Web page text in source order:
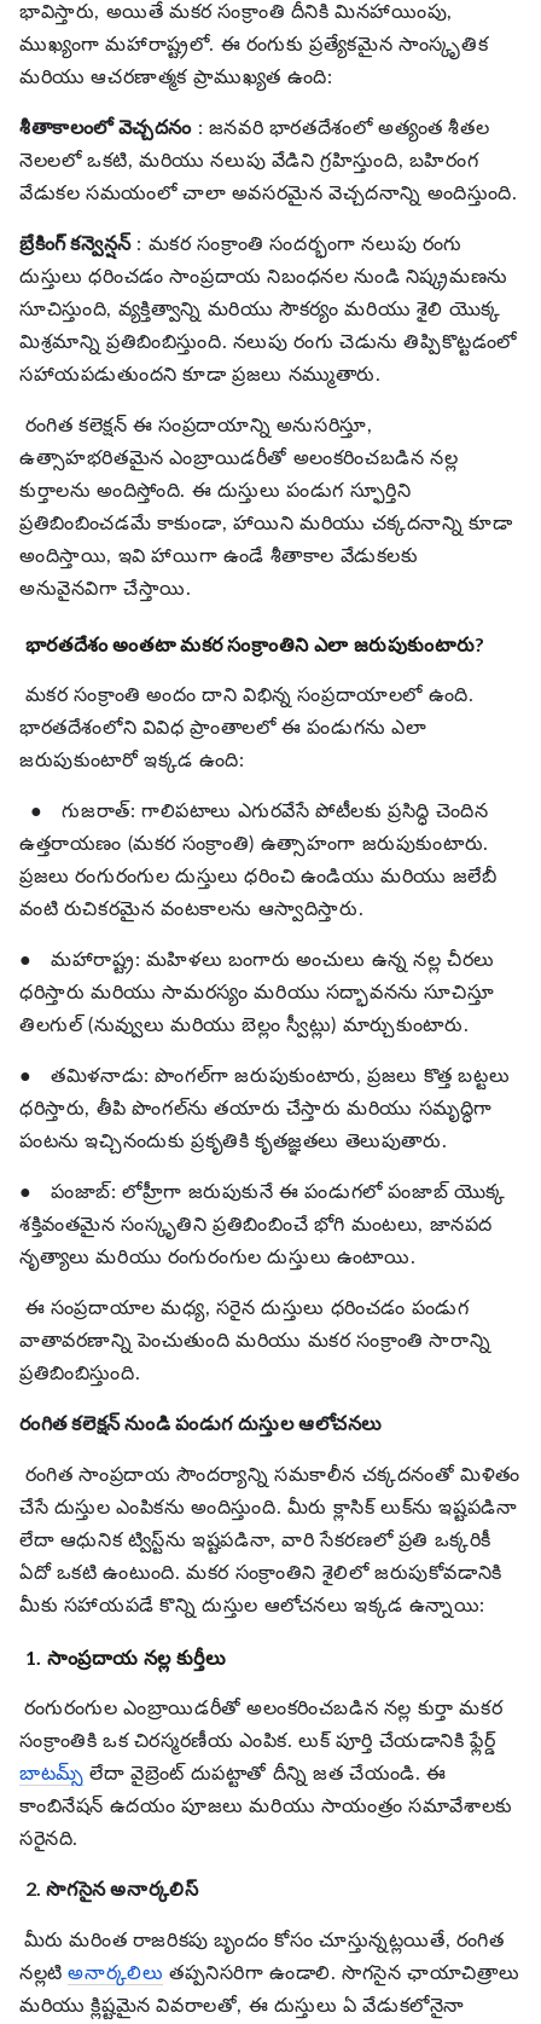
భావిస్తారు, అయితే మకర సంక్రాంతి దీనికి మినహాయింపు,
ముఖ్యంగా మహారాష్ట్రలో. ఈ రంగుకు ప్రత్యేకమైన సాంస్కృతిక
మరియు ఆచరణాత్మక ప్రాముఖ్యత ఉంది:
శీతాకాలంలో వెచ్చదనం : జనవరి భారతదేశంలో అత్యంత శీతల
నెలలలో ఒకటి, మరియు నలుపు వేడిని గ్రహిస్తుంది, బహిరంగ
వేడుకల సమయంలో చాలా అవసరమైన వెచ్చదనాన్ని అందిస్తుంది.
బ్రేకింగ్ కన్వెన్షన్ : మకర సంక్రాంతి సందర్భంగా నలుపు రంగు
దుస్తులు ధరించడం సాంప్రదాయ నిబంధనల నుండి నిష్క్రమణను
సూచిస్తుంది, వ్యక్తిత్వాన్ని మరియు సౌకర్యం మరియు శైలి యొక్క
మిశ్రమాన్ని ప్రతిబింబిస్తుంది. నలుపు రంగు చెడును తిప్పికొట్టడంలో
సహాయపడుతుందని కూడా ప్రజలు నమ్ముతారు.
రంగిత కలెక్షన్ ఈ సంప్రదాయాన్ని అనుసరిస్తూ,
ఉత్సాహభరితమైన ఎంబ్రాయిడరీతో అలంకరించబడిన నల్ల
కుర్తాలను అందిస్తోంది. ఈ దుస్తులు పండుగ స్ఫూర్తిని
ప్రతిబింబించడమే కాకుండా, హాయిని మరియు చక్కదనాన్ని కూడా
అందిస్తాయి, ఇవి హాయిగా ఉండే శీతాకాల వేడుకలకు
అనువైనవిగా చేస్తాయి.
భారతదేశం అంతటా మకర సంక్రాంతిని ఎలా జరుపుకుంటారు?
మకర సంక్రాంతి అందం దాని విభిన్న సంప్రదాయాలలో ఉంది.
భారతదేశంలోని వివిధ ప్రాంతాలలో ఈ పండుగను ఎలా
జరుపుకుంటారో ఇక్కడ ఉంది:
●
గుజరాత్: గాలిపటాలు ఎగురవేసే పోటీలకు ప్రసిద్ధి చెందిన
ఉత్తరాయణం (మకర సంక్రాంతి) ఉత్సాహంగా జరుపుకుంటారు.
ప్రజలు రంగురంగుల దుస్తులు ధరించి ఉండియు మరియు జలేబీ
వంటి రుచికరమైన వంటకాలను ఆస్వాదిస్తారు.
●
మహారాష్ట్ర: మహిళలు బంగారు అంచులు ఉన్న నల్ల చీరలు
ధరిస్తారు మరియు సామరస్యం మరియు సద్భావనను సూచిస్తూ
తిలగుల్ (నువ్వులు మరియు బెల్లం స్వీట్లు) మార్చుకుంటారు.
●
తమిళనాడు: పొంగల్‌గా జరుపుకుంటారు, ప్రజలు కొత్త బట్టలు
ధరిస్తారు, తీపి పొంగల్‌ను తయారు చేస్తారు మరియు సమృద్ధిగా
పంటను ఇచ్చినందుకు ప్రకృతికి కృతజ్ఞతలు తెలుపుతారు.
●
పంజాబ్: లోహ్రీగా జరుపుకునే ఈ పండుగలో పంజాబ్ యొక్క
శక్తివంతమైన సంస్కృతిని ప్రతిబింబించే భోగి మంటలు, జానపద
నృత్యాలు మరియు రంగురంగుల దుస్తులు ఉంటాయి.
ఈ సంప్రదాయాల మధ్య, సరైన దుస్తులు ధరించడం పండుగ
వాతావరణాన్ని పెంచుతుంది మరియు మకర సంక్రాంతి సారాన్ని
ప్రతిబింబిస్తుంది.
రంగిత కలెక్షన్ నుండి పండుగ దుస్తుల ఆలోచనలు
రంగిత సాంప్రదాయ సౌందర్యాన్ని సమకాలీన చక్కదనంతో మిళితం
చేసే దుస్తుల ఎంపికను అందిస్తుంది. మీరు క్లాసిక్ లుక్‌ను ఇష్టపడినా
లేదా ఆధునిక ట్విస్ట్‌ను ఇష్టపడినా, వారి సేకరణలో ప్రతి ఒక్కరికీ
ఏదో ఒకటి ఉంటుంది. మకర సంక్రాంతిని శైలిలో జరుపుకోవడానికి
మీకు సహాయపడే కొన్ని దుస్తుల ఆలోచనలు ఇక్కడ ఉన్నాయి:
1. సాంప్రదాయ నల్ల కుర్తీలు
రంగురంగుల ఎంబ్రాయిడరీతో అలంకరించబడిన నల్ల కుర్తా మకర
సంక్రాంతికి ఒక చిరస్మరణీయ ఎంపిక. లుక్ పూర్తి చేయడానికి ఫ్లేర్డ్
బాటమ్స్ లేదా వైబ్రెంట్ దుపట్టాతో దీన్ని జత చేయండి. ఈ
కాంబినేషన్ ఉదయం పూజలు మరియు సాయంత్రం సమావేశాలకు
సరైనది.
2. సొగసైన అనార్కలిస్
మీరు మరింత రాజరికపు బృందం కోసం చూస్తున్నట్లయితే, రంగిత
నల్లటి అనార్కలిలు తప్పనిసరిగా ఉండాలి. సొగసైన ఛాయాచిత్రాలు
మరియు క్లిష్టమైన వివరాలతో, ఈ దుస్తులు ఏ వేడుకలోనైనా